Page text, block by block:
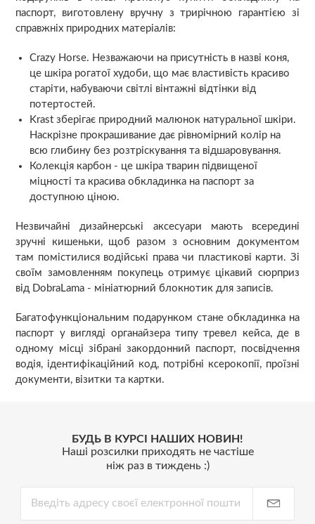
паспорт, виготовлену вручну з трирічною гарантією зі
справжніх природних матеріалів:
Crazy Horse. Незважаючи на присутність в назві коня,
це шкіра рогатої худоби, що має властивість красиво
старіти, набуваючи світлі вінтажні відтінки від
потертостей.
Krast зберігає природний малюнок натуральної шкіри.
Наскрізне прокрашивание дає рівномірний колір на
всю глибину без розтріскування та відшаровування.
Колекція карбон - це шкіра тварин підвищеної
міцності та красива обкладинка на паспорт за
доступною ціною.
Незвичайні дизайнерські аксесуари мають всередині
зручні кишеньки, щоб разом з основним документом
там помістилися водійські права чи пластикові карти. Зі
своїм замовленням покупець отримує цікавий сюрприз
від DobraLama - мініатюрний блокнотик для записів.
Багатофункціональним подарунком стане обкладинка на
паспорт у вигляді органайзера типу тревел кейса, де в
одному місці зібрані закордонний паспорт, посвідчення
водія, ідентифікаційний код, потрібні ксерокопії, проїзні
документи, візитки та картки.
БУДЬ В КУРСІ НАШИХ НОВИН!
Наші розсилки приходять не частіше
ніж раз в тиждень :)